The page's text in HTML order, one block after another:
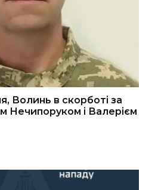
Волинь в скорботі за
Нечипоруком і Валерієм